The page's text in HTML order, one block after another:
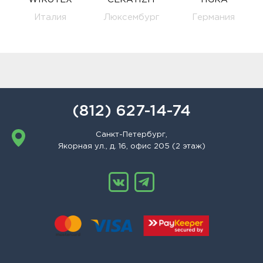
Италия Люксембург Германия
(812) 627-14-74
Санкт-Петербург,
Якорная ул., д. 16, офис 205 (2 этаж)